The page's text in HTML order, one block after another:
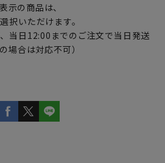
示の商品は、
択いただけます。
当日12:00までのご注文で当日発送
場合は対応不可）